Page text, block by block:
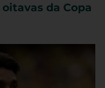
da Copa